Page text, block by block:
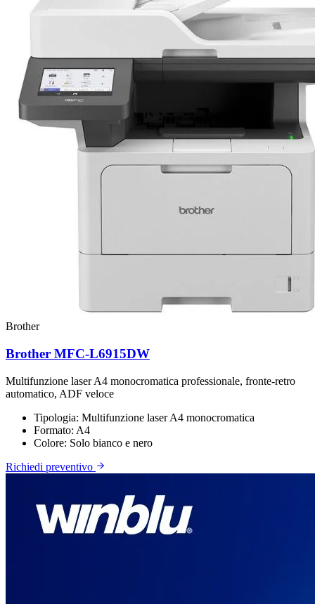
Brother
Brother MFC-L6915DW
Multifunzione laser A4 monocromatica professionale, fronte-retro
automatico, ADF veloce
Tipologia: Multifunzione laser A4 monocromatica
Formato: A4
Colore: Solo bianco e nero
Richiedi preventivo